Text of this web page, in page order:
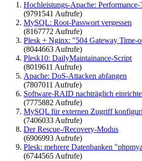
Hochleistungs-Apache:
(9791541 Aufrufe)
MySQL: Root-Passwort vergessen
(8167772 Aufrufe)
Plesk + Nginx: "504 Gateway Time-
(8044663 Aufrufe)
Plesk10: DailyMaintainance-Script
(8019611 Aufrufe)
Apache: DoS-Attacken abfangen
(7807011 Aufrufe)
Software-RAID nachträglich
(7775882 Aufrufe)
MySQL für externen Zugriff
(7406033 Aufrufe)
Der Rescue-/Recovery-Modus
(6906993 Aufrufe)
Plesk: mehrere Datenbanken
(6744565 Aufrufe)